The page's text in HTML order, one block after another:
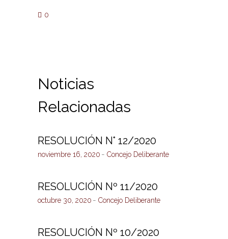
0
Noticias
Relacionadas
RESOLUCIÓN N° 12/2020
noviembre 16, 2020 Concejo Deliberante
RESOLUCIÓN Nº 11/2020
octubre 30, 2020 Concejo Deliberante
RESOLUCIÓN Nº 10/2020